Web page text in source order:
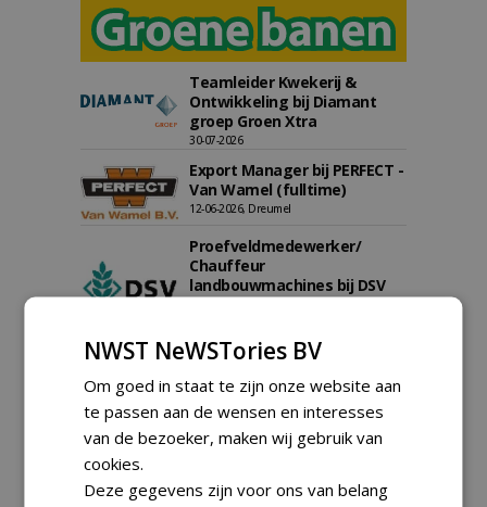
Teamleider Kwekerij &
Ontwikkeling bij Diamant
groep Groen Xtra
30-07-2026
Export Manager bij PERFECT -
Van Wamel (fulltime)
12-06-2026, Dreumel
Proefveldmedewerker/
Chauffeur
landbouwmachines bij DSV
zaden Nederland B.V.
Kasmedewerker (fulltime) bij
06-08-2026, Ven-Zelderheide
Allround
magazijnmedewerker
Nederland B.V.
NWST NeWSTories BV
Om goed in staat te zijn onze website aan
te passen aan de wensen en interesses
van de bezoeker, maken wij gebruik van
cookies.
Deze gegevens zijn voor ons van belang